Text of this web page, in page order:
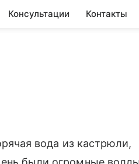
Консультации Контакты
вода из кастрюли,